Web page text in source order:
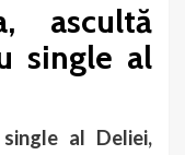
ascultă
single al
al Deliei,